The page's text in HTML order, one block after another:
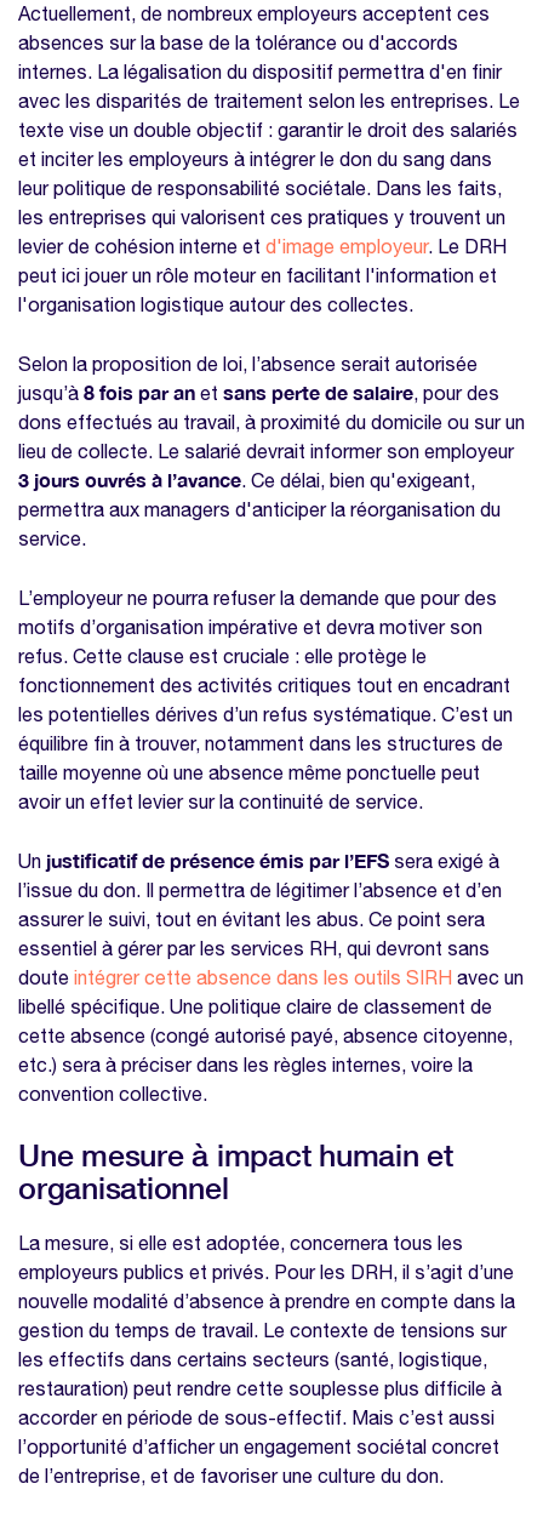
Actuellement, de nombreux employeurs acceptent ces
absences sur la base de la tolérance ou d'accords
internes. La légalisation du dispositif permettra d'en finir
avec les disparités de traitement selon les entreprises. Le
texte vise un double objectif : garantir le droit des salariés
et inciter les employeurs à intégrer le don du sang dans
leur politique de responsabilité sociétale. Dans les faits,
les entreprises qui valorisent ces pratiques y trouvent un
levier de cohésion interne et d'image employeur. Le DRH
peut ici jouer un rôle moteur en facilitant l'information et
l'organisation logistique autour des collectes.
Selon la proposition de loi, l’absence serait autorisée
jusqu’à 8 fois par an et sans perte de salaire, pour des
dons effectués au travail, à proximité du domicile ou sur un
lieu de collecte. Le salarié devrait informer son employeur
3 jours ouvrés à l’avance. Ce délai, bien qu'exigeant,
permettra aux managers d'anticiper la réorganisation du
service.
L’employeur ne pourra refuser la demande que pour des
motifs d’organisation impérative et devra motiver son
refus. Cette clause est cruciale : elle protège le
fonctionnement des activités critiques tout en encadrant
les potentielles dérives d’un refus systématique. C’est un
équilibre fin à trouver, notamment dans les structures de
taille moyenne où une absence même ponctuelle peut
avoir un effet levier sur la continuité de service.
Un justificatif de présence émis par l’EFS sera exigé à
l’issue du don. Il permettra de légitimer l’absence et d’en
assurer le suivi, tout en évitant les abus. Ce point sera
essentiel à gérer par les services RH, qui devront sans
doute intégrer cette absence dans les outils SIRH avec un
libellé spécifique. Une politique claire de classement de
cette absence (congé autorisé payé, absence citoyenne,
etc.) sera à préciser dans les règles internes, voire la
convention collective.
Une mesure à impact humain et
organisationnel
La mesure, si elle est adoptée, concernera tous les
employeurs publics et privés. Pour les DRH, il s’agit d’une
nouvelle modalité d’absence à prendre en compte dans la
gestion du temps de travail. Le contexte de tensions sur
les effectifs dans certains secteurs (santé, logistique,
restauration) peut rendre cette souplesse plus difficile à
accorder en période de sous-effectif. Mais c’est aussi
l’opportunité d’afficher un engagement sociétal concret
de l’entreprise, et de favoriser une culture du don.